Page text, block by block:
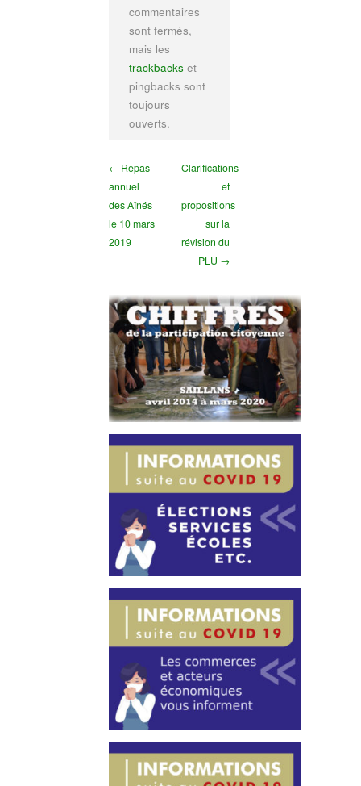
commentaires
sont fermés,
mais les
trackbacks et
pingbacks sont
toujours
ouverts.
← Repas
annuel
des Aînés
le 10 mars
2019
Clarifications
et
propositions
sur la
révision du
PLU →